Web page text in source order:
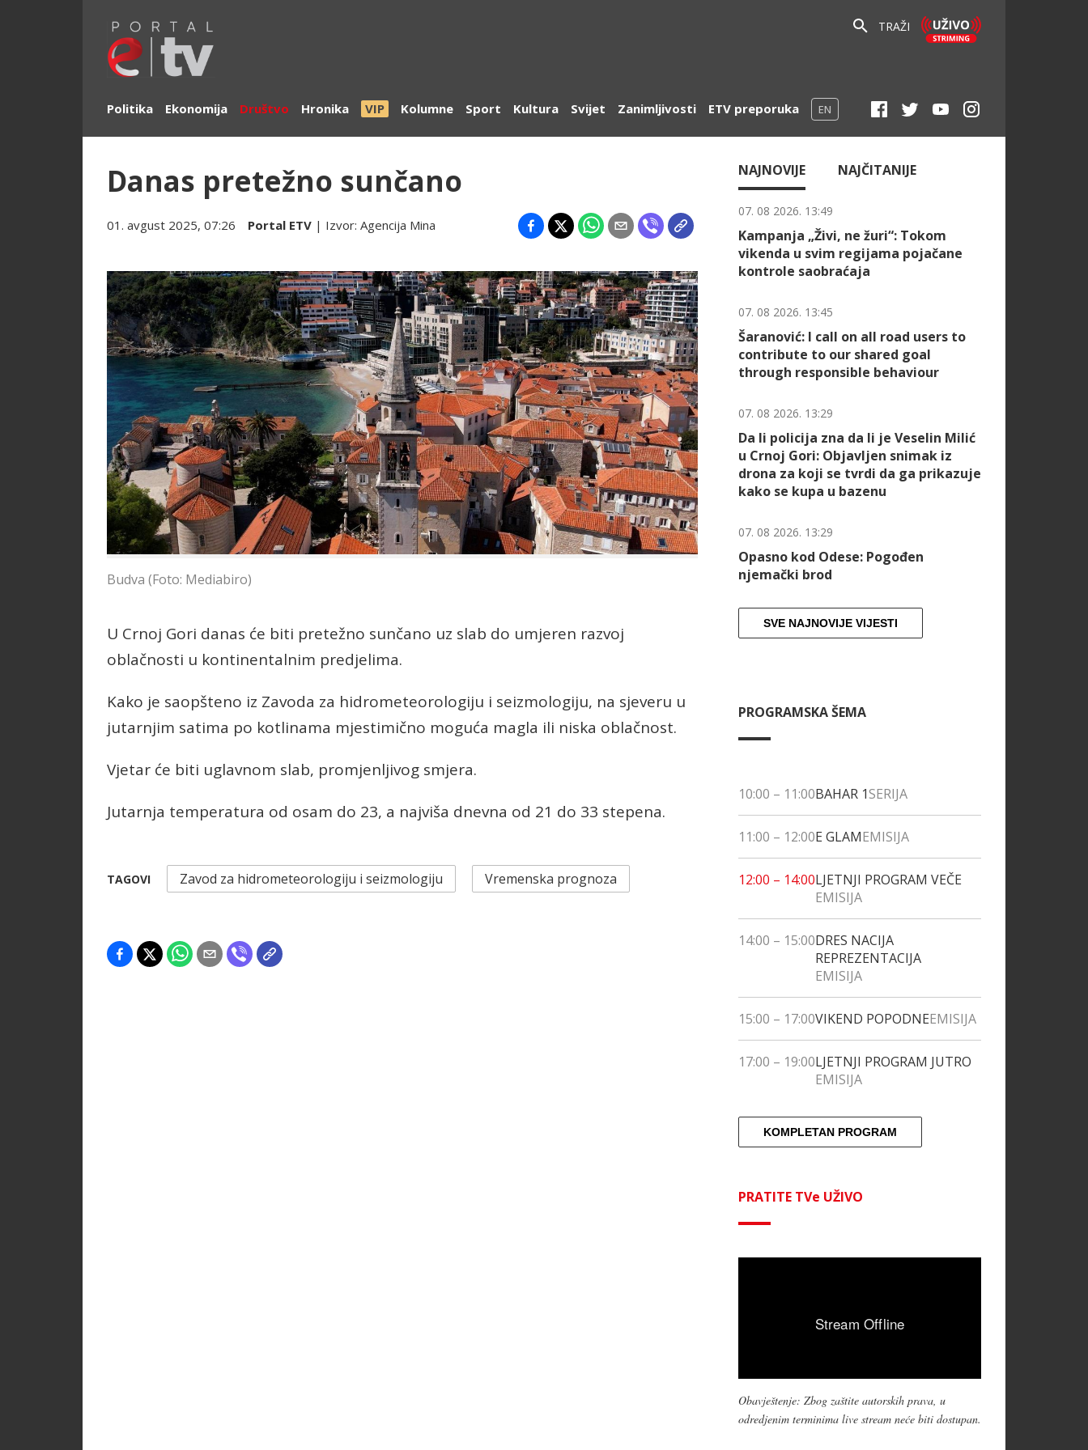
TRAŽI
Politika Ekonomija Društvo Hronika VIP Kolumne Sport Kultura Svijet Zanimljivosti ETV preporuka EN
Danas pretežno sunčano
01. avgust 2025, 07:26 Portal ETV | Izvor: Agencija Mina
Budva (Foto: Mediabiro)
U Crnoj Gori danas će biti pretežno sunčano uz slab do umjeren razvoj
oblačnosti u kontinentalnim predjelima.
Kako je saopšteno iz Zavoda za hidrometeorologiju i seizmologiju, na sjeveru u
jutarnjim satima po kotlinama mjestimično moguća magla ili niska oblačnost.
Vjetar će biti uglavnom slab, promjenljivog smjera.
Jutarnja temperatura od osam do 23, a najviša dnevna od 21 do 33 stepena.
TAGOVI Zavod za hidrometeorologiju i seizmologiju Vremenska prognoza
NAJNOVIJE NAJČITANIJE
07. 08 2026. 13:49
Kampanja „Živi, ne žuri“: Tokom
vikenda u svim regijama pojačane
kontrole saobraćaja
07. 08 2026. 13:45
Šaranović: I call on all road users to
contribute to our shared goal
through responsible behaviour
07. 08 2026. 13:29
Da li policija zna da li je Veselin Milić
u Crnoj Gori: Objavljen snimak iz
drona za koji se tvrdi da ga prikazuje
kako se kupa u bazenu
07. 08 2026. 13:29
Opasno kod Odese: Pogođen
njemački brod
SVE NAJNOVIJE VIJESTI
PROGRAMSKA ŠEMA
10:00 – 11:00BAHAR 1SERIJA
11:00 – 12:00E GLAMEMISIJA
12:00 – 14:00LJETNJI PROGRAM VEČE
EMISIJA
14:00 – 15:00DRES NACIJA
REPREZENTACIJA
EMISIJA
15:00 – 17:00VIKEND POPODNEEMISIJA
17:00 – 19:00LJETNJI PROGRAM JUTRO
EMISIJA
KOMPLETAN PROGRAM
PRATITE TVe UŽIVO
Obavještenje: Zbog zaštite autorskih prava, u
odredjenim terminima live stream neće biti dostupan.